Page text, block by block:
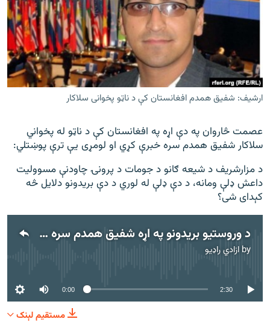
مراجعه
'کووېډ-۱۹'
دري پاڼه
Azadi English
راسره ملګري شئ
د ازادې اروپا/ ازادي راډيو ټولې پاڼې
ارشيف: شفيق همدم افغانستان کې د ناټو پخوانی سلاکار
عصمت څاروان په دې اړه په افغانستان کې د ناټو له پخواني
سلاکار شفیق همدم سره خبرې کړي او لومړی یې ترې پوښتلي:
د مزارشریف د شیعه ګانو د جومات د پرونۍ چاودنې مسوولیت
داعش ډلې ومانه، د دې ډلې له لوري د دې بریدونو دلایل څه
کېدای شی؟
د وروستيو بريدونو په اړه شفيق همدم سره مرکه
by ازادي راډیو
No media source currently available
0:00 2:30
مستقیم لېنک